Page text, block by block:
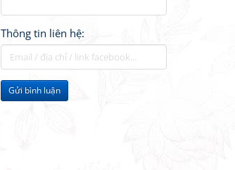
Thông tin liên hệ:
Gửi bình luận